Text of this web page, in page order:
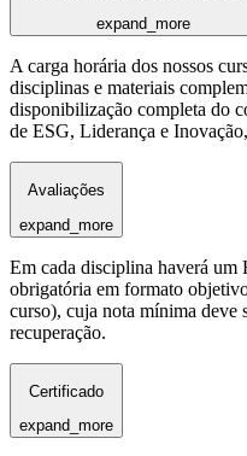
expand_more
A carga horária dos nossos
disciplinas e materiais
disponibilização completa do
de ESG, Liderança e
Avaliações
expand_more
Em cada disciplina haverá
obrigatória em formato
curso), cuja nota mínima deve
recuperação.
Certificado
expand_more